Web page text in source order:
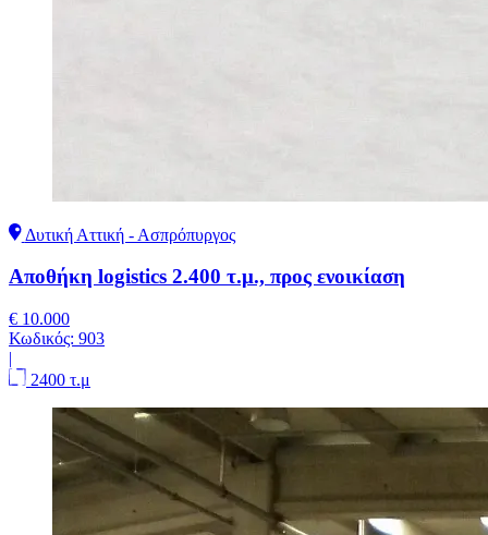
Δυτική Αττική - Ασπρόπυργος
Αποθήκη logistics 2.400 τ.μ., προς ενοικίαση
€ 10.000
Κωδικός: 903
|
2400 τ.μ